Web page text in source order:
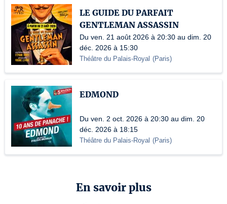
LE GUIDE DU PARFAIT
GENTLEMAN ASSASSIN
Du ven. 21 août 2026 à 20:30 au dim. 20
déc. 2026 à 15:30
Théâtre du Palais-Royal (Paris)
EDMOND
Du ven. 2 oct. 2026 à 20:30 au dim. 20
déc. 2026 à 18:15
Théâtre du Palais-Royal (Paris)
En savoir plus